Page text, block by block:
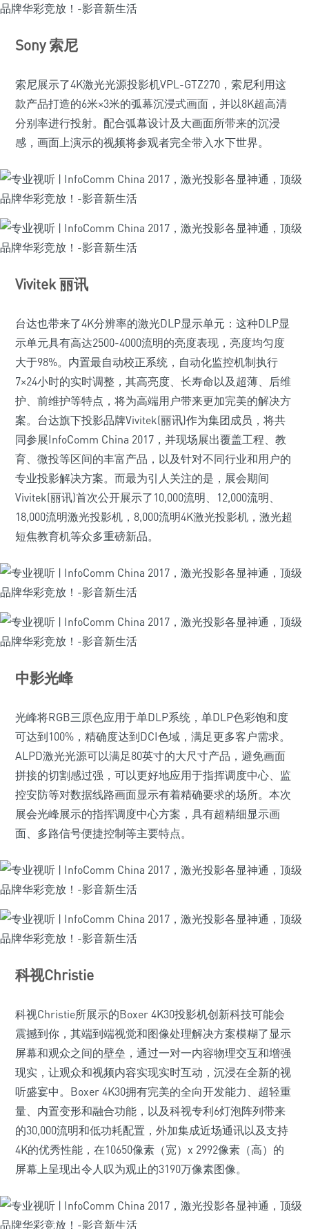
Sony 索尼
索尼展示了4K激光光源投影机VPL-GTZ270，索尼利用这
款产品打造的6米×3米的弧幕沉浸式画面，并以8K超高清
分别率进行投射。配合弧幕设计及大画面所带来的沉浸
感，画面上演示的视频将参观者完全带入水下世界。
Vivitek 丽讯
台达也带来了4K分辨率的激光DLP显示单元：这种DLP显
示单元具有高达2500-4000流明的亮度表现，亮度均匀度
大于98%。内置最自动校正系统，自动化监控机制执行
7×24小时的实时调整，其高亮度、长寿命以及超薄、后维
护、前维护等特点，将为高端用户带来更加完美的解决方
案。台达旗下投影品牌Vivitek(丽讯)作为集团成员，将共
同参展InfoComm China 2017，并现场展出覆盖工程、教
育、微投等区间的丰富产品，以及针对不同行业和用户的
专业投影解决方案。而最为引人关注的是，展会期间
Vivitek(丽讯)首次公开展示了10,000流明、12,000流明、
18,000流明激光投影机，8,000流明4K激光投影机，激光超
短焦教育机等众多重磅新品。
中影光峰
光峰将RGB三原色应用于单DLP系统，单DLP色彩饱和度
可达到100%，精确度达到DCI色域，满足更多客户需求。
ALPD激光光源可以满足80英寸的大尺寸产品，避免画面
拼接的切割感过强，可以更好地应用于指挥调度中心、监
控安防等对数据线路画面显示有着精确要求的场所。本次
展会光峰展示的指挥调度中心方案，具有超精细显示画
面、多路信号便捷控制等主要特点。
科视Christie
科视Christie所展示的Boxer 4K30投影机创新科技可能会
震撼到你，其端到端视觉和图像处理解决方案模糊了显示
屏幕和观众之间的壁垒，通过一对一内容物理交互和增强
现实，让观众和视频内容实现实时互动，沉浸在全新的视
听盛宴中。Boxer 4K30拥有完美的全向开发能力、超轻重
量、内置变形和融合功能，以及科视专利6灯泡阵列带来
的30,000流明和低功耗配置，外加集成近场通讯以及支持
4K的优秀性能，在10650像素（宽）x 2992像素（高）的
屏幕上呈现出令人叹为观止的3190万像素图像。